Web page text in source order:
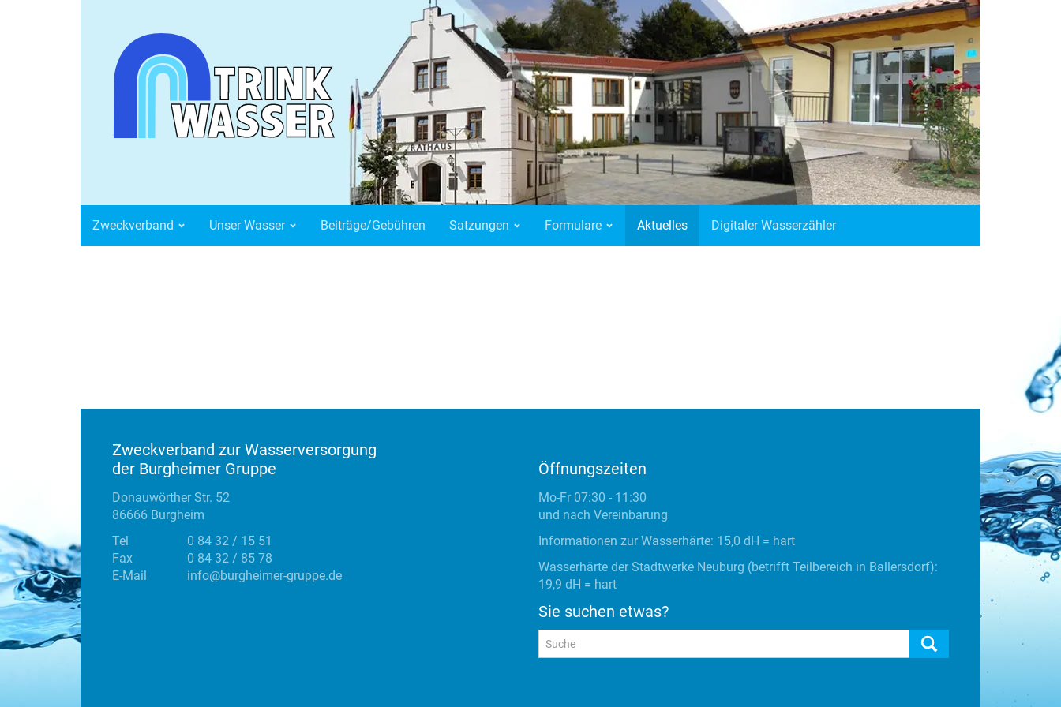
Zweckverband Unser Wasser Beiträge/Gebühren Satzungen Formulare Aktuelles Digitaler Wasserzähler
Zweckverband zur Wasserversorgung
der Burgheimer Gruppe
Donauwörther Str. 52
86666 Burgheim
Tel
0 84 32 / 15 51
Fax
0 84 32 / 85 78
E-Mail
info@burgheimer-gruppe.de
Öffnungszeiten
Mo-Fr 07:30 - 11:30
und nach Vereinbarung
Informationen zur Wasserhärte: 15,0 dH = hart
Wasserhärte der Stadtwerke Neuburg (betrifft Teilbereich in Ballersdorf):
19,9 dH = hart
Sie suchen etwas?
Digitaler Wasserzähler